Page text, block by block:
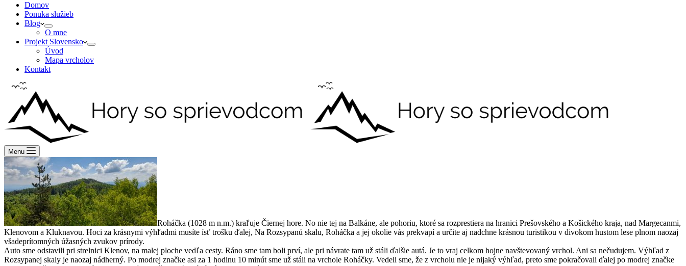
Domov
Ponuka služieb
Blog
O mne
Projekt Slovensko
Úvod
Mapa vrcholov
Kontakt
Menu
Roháčka (1028 m n.m.) kraľuje Čiernej hore. No nie tej na Balkáne, ale pohoriu, ktoré sa rozprestiera na hranici Prešovského a Košického kraja, nad Margecanmi,
Klenovom a Kluknavou. Hoci za krásnymi výhľadmi musíte ísť trošku ďalej, Na Rozsypanú skalu, Roháčka a jej okolie vás prekvapí a určite aj nadchne krásnou turistikou v divokom hustom lese plnom naozaj
všadeprítomných úžasných zvukov prírody.
Auto sme odstavili pri strelnici Klenov, na malej ploche vedľa cesty. Ráno sme tam boli prví, ale pri návrate tam už stáli ďalšie autá. Je to vraj celkom hojne navštevovaný vrchol. Ani sa nečudujem. Výhľad z
Rozsypanej skaly je naozaj nádherný. Po modrej značke asi za 1 hodinu 10 minút sme už stáli na vrchole Roháčky. Vedeli sme, že z vrcholu nie je nijaký výhľad, preto sme pokračovali ďalej po modrej značke